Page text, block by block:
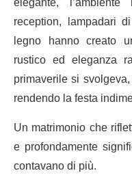
elegante,
reception, lampadari
legno hanno creato
rustico ed eleganza
primaverile si
rendendo la festa
Un matrimonio che
e profondamente
contavano di più.